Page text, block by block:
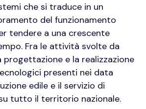
che si traduce in un
del funzionamento
tendere a una crescente
Fra le attività svolte da
progettazione e la realizzazione
presenti nei data
edile e il servizio di
tutto il territorio nazionale.